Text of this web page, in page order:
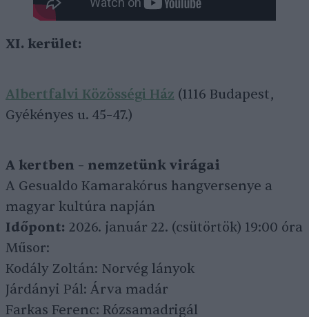
XI. kerület:
Albertfalvi Közösségi Ház (1116 Budapest,
Gyékényes u. 45–47.)
A kertben – nemzetünk virágai
A Gesualdo Kamarakórus hangversenye a
magyar kultúra napján
Időpont: 2026. január 22. (csütörtök) 19:00 óra
Műsor:
Kodály Zoltán: Norvég lányok
Járdányi Pál: Árva madár
Farkas Ferenc: Rózsamadrigál